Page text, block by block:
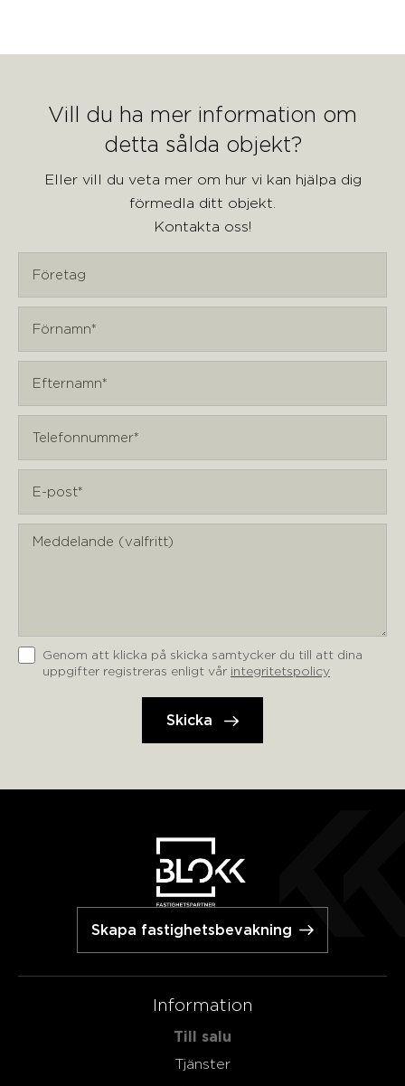
Vill du ha mer information om
detta sålda objekt?
Eller vill du veta mer om hur vi kan hjälpa dig
förmedla ditt objekt.
Kontakta oss!
Genom att klicka på skicka samtycker du till att dina
uppgifter registreras enligt vår integritetspolicy
Skapa fastighetsbevakning
Information
Till salu
Tjänster